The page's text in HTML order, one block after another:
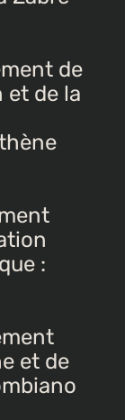
de
et de la
:
et de